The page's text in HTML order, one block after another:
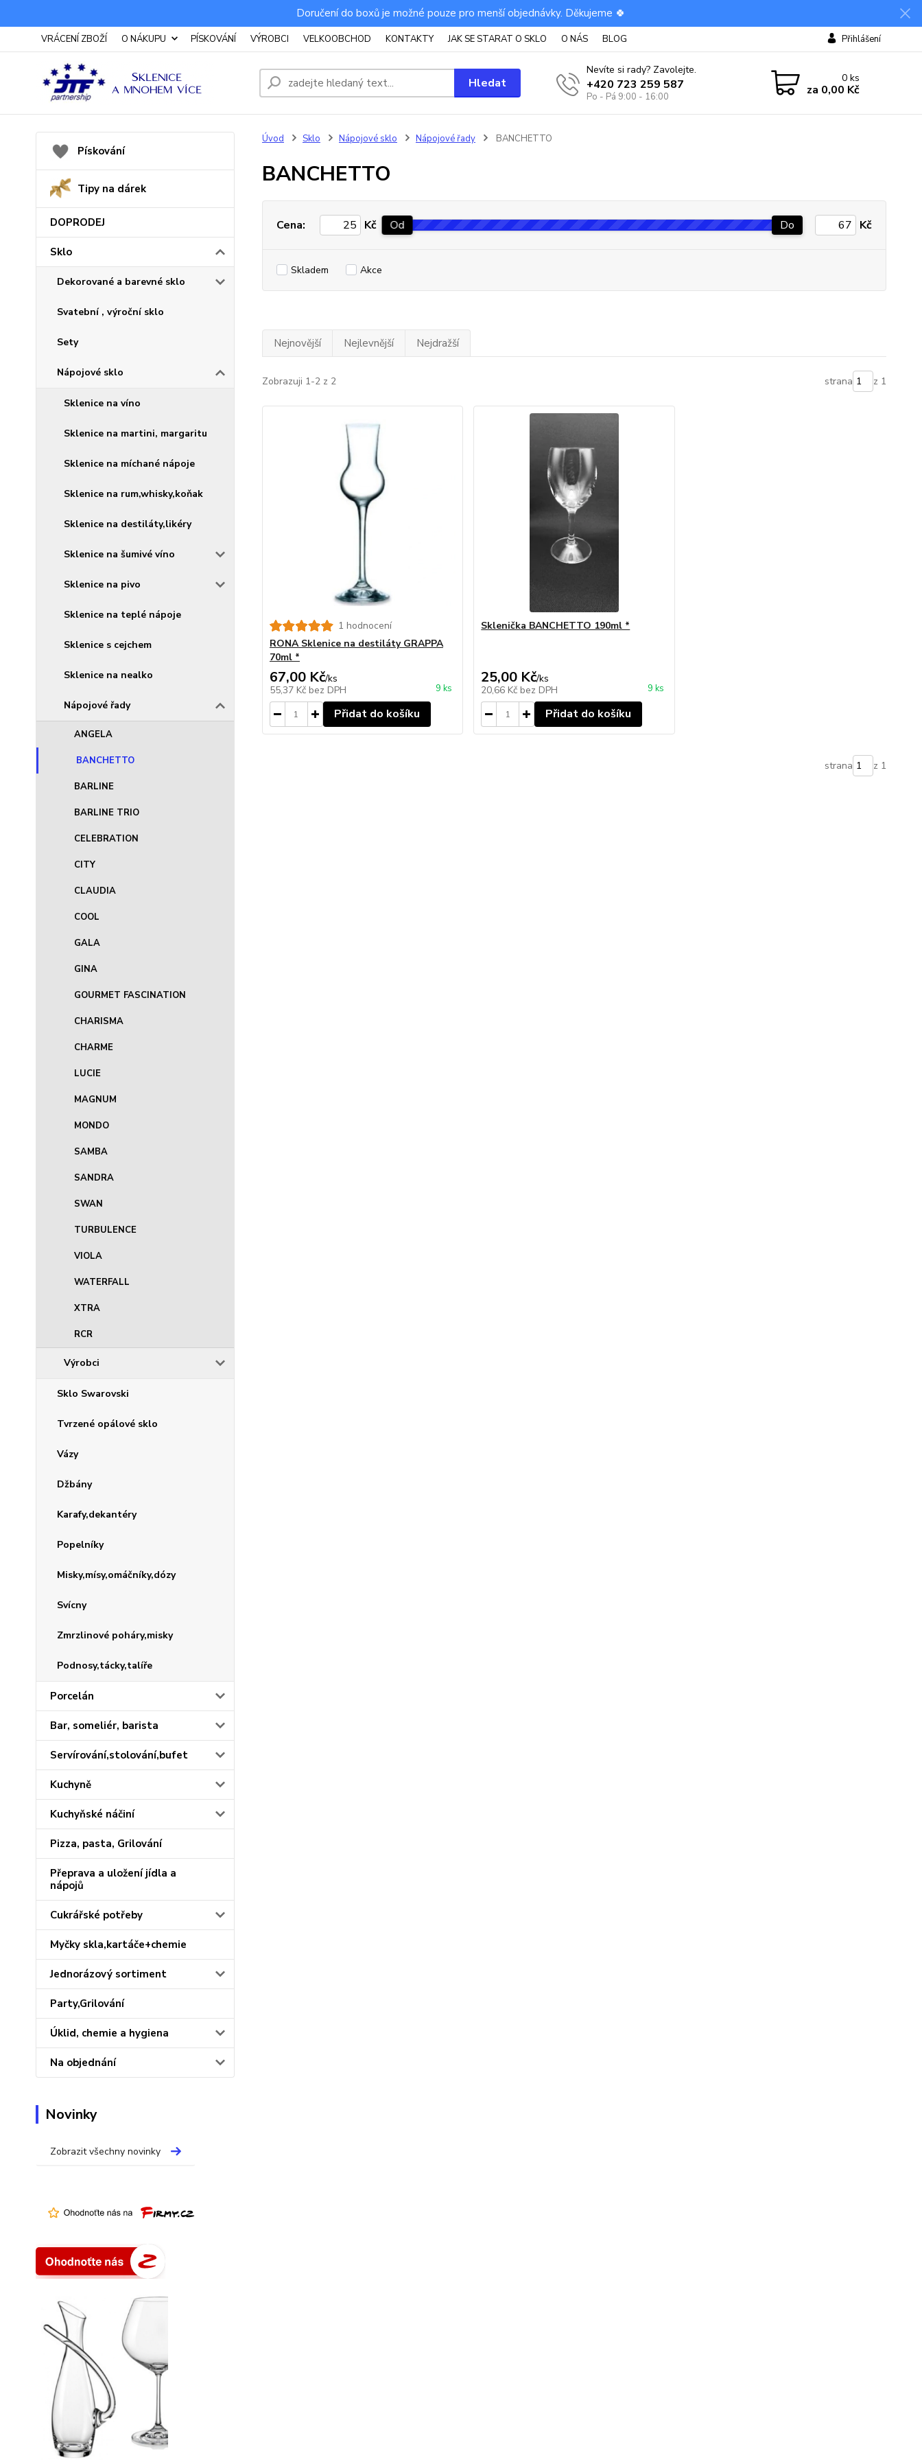
Doručení do boxů je možné pouze pro menší objednávky. Děkujeme 🍀
VRÁCENÍ ZBOŽÍ O NÁKUPU PÍSKOVÁNÍ VÝROBCI VELKOOBCHOD KONTAKTY JAK SE STARAT O SKLO O NÁS BLOG Přihlášení
Hledat
Nevíte si rady? Zavolejte.
+420 723 259 587
Po - Pá 9:00 - 16:00
0ks
za 0,00 Kč
Pískování
Tipy na dárek
DOPRODEJ
Sklo
Dekorované a barevné sklo
Svatební , výroční sklo
Sety
Nápojové sklo
Sklenice na víno
Sklenice na martini, margaritu
Sklenice na míchané nápoje
Sklenice na rum,whisky,koňak
Sklenice na destiláty,likéry
Sklenice na šumivé víno
Sklenice na pivo
Sklenice na teplé nápoje
Sklenice s cejchem
Sklenice na nealko
Nápojové řady
ANGELA
BANCHETTO
BARLINE
BARLINE TRIO
CELEBRATION
CITY
CLAUDIA
COOL
GALA
GINA
GOURMET FASCINATION
CHARISMA
CHARME
LUCIE
MAGNUM
MONDO
SAMBA
SANDRA
SWAN
TURBULENCE
VIOLA
WATERFALL
XTRA
RCR
Výrobci
Sklo Swarovski
Tvrzené opálové sklo
Vázy
Džbány
Karafy,dekantéry
Popelníky
Misky,mísy,omáčníky,dózy
Svícny
Zmrzlinové poháry,misky
Podnosy,tácky,talíře
Porcelán
Bar, someliér, barista
Servírování,stolování,bufet
Kuchyně
Kuchyňské náčiní
Pizza, pasta, Grilování
Přeprava a uložení jídla a
nápojů
Cukrářské potřeby
Myčky skla,kartáče+chemie
Jednorázový sortiment
Party,Grilování
Úklid, chemie a hygiena
Na objednání
Novinky
Zobrazit všechny novinky
Úvod Sklo Nápojové sklo Nápojové řady BANCHETTO
BANCHETTO
Cena: Kč Od Do Kč
Skladem Akce
Nejnovější Nejlevnější Nejdražší
Zobrazuji 1-2 z 2 strana z 1
1 hodnocení
RONA Sklenice na destiláty GRAPPA
70ml *
67,00 Kč/ks
55,37 Kč bez DPH 9 ks
Přidat do košíku
Sklenička BANCHETTO 190ml *
25,00 Kč/ks
20,66 Kč bez DPH 9 ks
Přidat do košíku
strana z 1